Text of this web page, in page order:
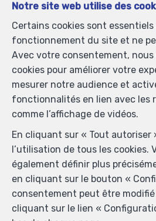
Localiser sur la
Notre site web utilise des
Certains cookies sont essentiels
fonctionnement du site et ne
Avec votre consentement, nous
cookies pour améliorer votre
mesurer notre audience et
fonctionnalités en lien avec les
comme l’affichage de vidéos.
En cliquant sur « Tout autoriser
l’utilisation de tous les cookies.
également définir plus
en cliquant sur le bouton «
consentement peut être
cliquant sur le lien «